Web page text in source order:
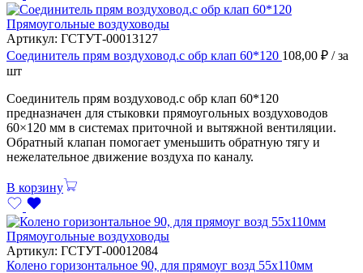
Прямоугольные воздуховоды
Артикул: ГСТУТ-00013127
Соединитель прям воздуховод.с обр клап 60*120 108,00 ₽ / за
шт
Соединитель прям воздуховод.с обр клап 60*120
предназначен для стыковки прямоугольных воздуховодов
60×120 мм в системах приточной и вытяжной вентиляции.
Обратный клапан помогает уменьшить обратную тягу и
нежелательное движение воздуха по каналу.
В корзину
Прямоугольные воздуховоды
Артикул: ГСТУТ-00012084
Колено горизонтальное 90, для прямоуг возд 55х110мм